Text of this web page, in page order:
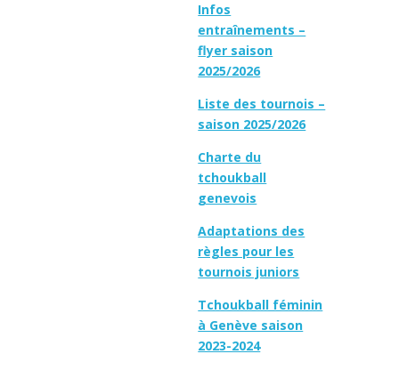
Infos
entraînements –
flyer saison
2025/2026
Liste des tournois –
saison 2025/2026
Charte du
tchoukball
genevois
Adaptations des
règles pour les
tournois juniors
Tchoukball féminin
à Genève saison
2023-2024